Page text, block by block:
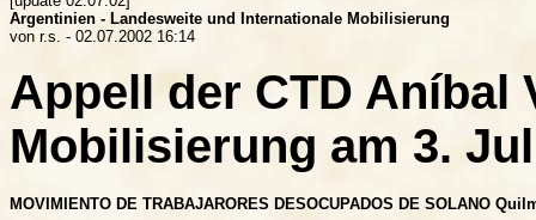
Argentinien - Landesweite und Internationale Mobilisierung
Appell der CTD Aníbal
Mobilisierung am 3.
MOVIMIENTO DE TRABAJARORES DESOCUPADOS DE SOLANO